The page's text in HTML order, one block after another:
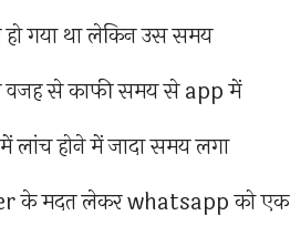
गया था लेकिन उस समय
वजह से काफी समय से app में
लांच होने में जादा समय लगा
के मदत लेकर whatsapp को एक